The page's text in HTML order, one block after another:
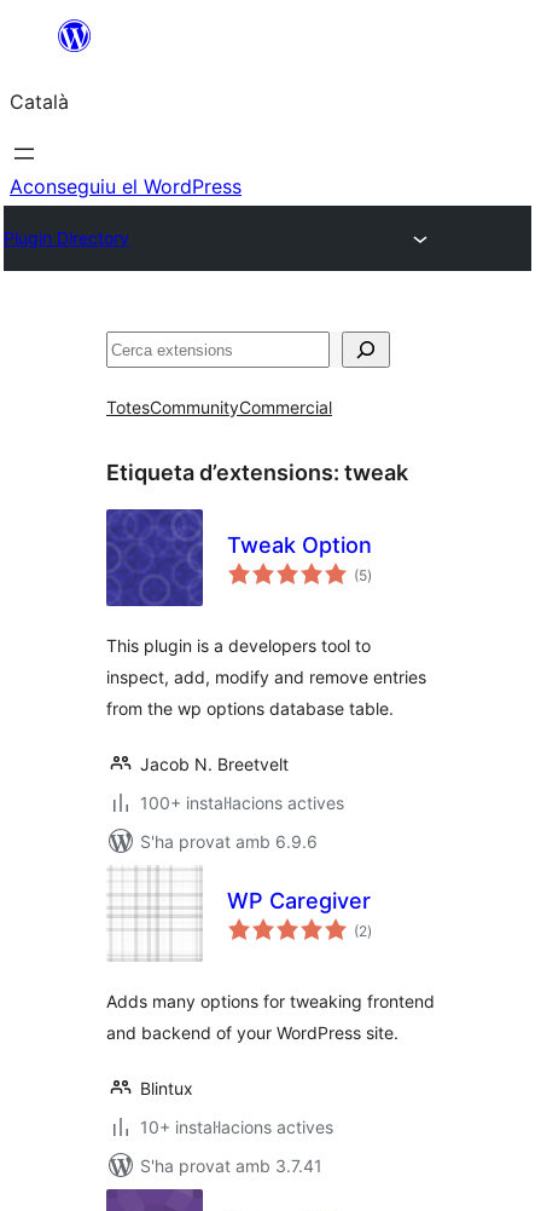
contingut
Català
Aconseguiu el WordPress
Plugin Directory
Cerca
TotesCommunityCommercial
Etiqueta d’extensions: tweak
Tweak Option
(5puntuacions
totals
)
This plugin is a developers tool to
inspect, add, modify and remove entries
from the wp options database table.
Jacob N. Breetvelt
100+ instal·lacions actives
S'ha provat amb 6.9.6
WP Caregiver
(2puntuacions
totals
)
Adds many options for tweaking frontend
and backend of your WordPress site.
Blintux
10+ instal·lacions actives
S'ha provat amb 3.7.41